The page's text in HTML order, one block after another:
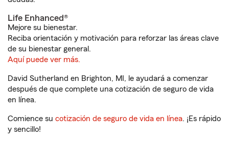
Life Enhanced®
Mejore su bienestar.
Reciba orientación y motivación para reforzar las áreas clave
de su bienestar general.
Aquí puede ver más.
David Sutherland en Brighton, MI, le ayudará a comenzar
después de que complete una cotización de seguro de vida
en línea.
Comience su cotización de seguro de vida en línea. ¡Es rápido
y sencillo!